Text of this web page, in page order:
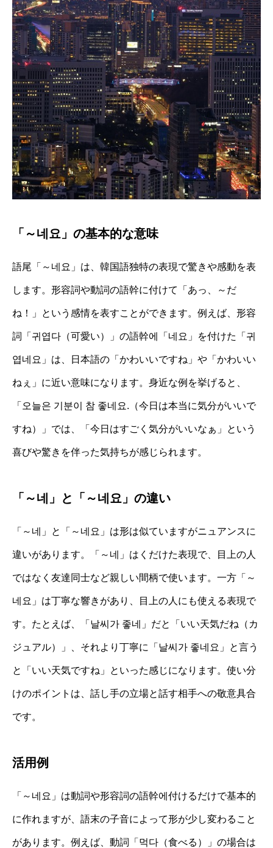
「～네요」の基本的な意味
語尾「～네요」は、韓国語独特の表現で驚きや感動を表
します。形容詞や動詞の語幹に付けて「あっ、～だ
ね！」という感情を表すことができます。例えば、形容
詞「귀엽다（可愛い）」の語幹에「네요」を付けた「귀
엽네요」は、日本語の「かわいいですね」や「かわいい
ねぇ」に近い意味になります。身近な例を挙げると、
「오늘은 기분이 참 좋네요.（今日は本当に気分がいいで
すね）」では、「今日はすごく気分がいいなぁ」という
喜びや驚きを伴った気持ちが感じられます。
「～네」と「～네요」の違い
「～네」と「～네요」は形は似ていますがニュアンスに
違いがあります。「～네」はくだけた表現で、目上の人
ではなく友達同士など親しい間柄で使います。一方「～
네요」は丁寧な響きがあり、目上の人にも使える表現で
す。たとえば、「날씨가 좋네」だと「いい天気だね（カ
ジュアル）」、それより丁寧に「날씨가 좋네요」と言う
と「いい天気ですね」といった感じになります。使い分
けのポイントは、話し手の立場と話す相手への敬意具合
です。
活用例
「～네요」は動詞や形容詞の語幹에付けるだけで基本的
に作れますが、語末の子音によって形が少し変わること
があります。例えば、動詞「먹다（食べる）」の場合は